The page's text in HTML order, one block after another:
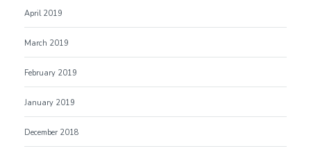
April 2019
March 2019
February 2019
January 2019
December 2018